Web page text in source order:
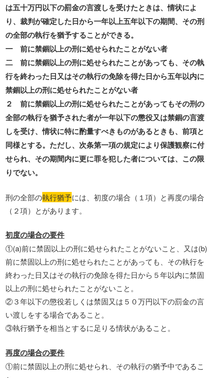
は五十万円以下の罰金の言渡しを受けたときは、情状によ
り、裁判が確定した日から一年以上五年以下の期間、その刑
の全部の執行を猶予することができる。
一 前に禁錮以上の刑に処せられたことがない者
二 前に禁錮以上の刑に処せられたことがあっても、その執
行を終わった日又はその執行の免除を得た日から五年以内に
禁錮以上の刑に処せられたことがない者
２ 前に禁錮以上の刑に処せられたことがあってもその刑の
全部の執行を猶予された者が一年以下の懲役又は禁錮の言渡
しを受け、情状に特に酌量すべきものがあるときも、前項と
同様とする。ただし、次条第一項の規定により保護観察に付
せられ、その期間内に更に罪を犯した者については、この限
りでない。
刑の全部の執行猶予には、初度の場合（１項）と再度の場合
（２項）とがあります。
初度の場合の要件
①(a)前に禁固以上の刑に処せられたことがないこと、又は(b)
前に禁固以上の刑に処せられたことがあっても、その執行を
終わった日又はその執行の免除を得た日から５年以内に禁固
以上の刑に処せられたことがないこと。
②３年以下の懲役若しくは禁固又は５０万円以下の罰金の言
い渡しをする場合であること。
③執行猶予を相当とするに足りる情状があること。
再度の場合の要件
①前に禁固以上の刑に処せられ、その執行の猶予中であるこ